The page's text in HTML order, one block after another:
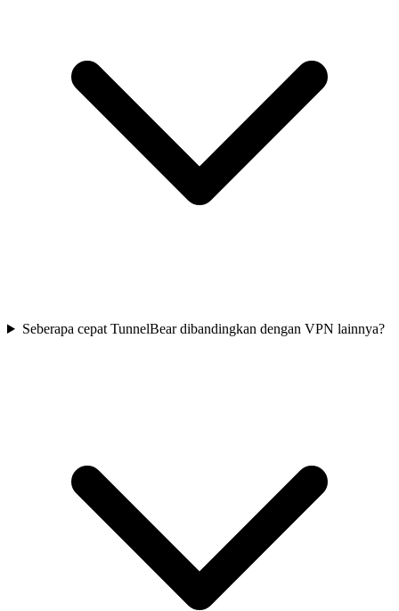
Seberapa cepat TunnelBear dibandingkan dengan VPN lainnya?